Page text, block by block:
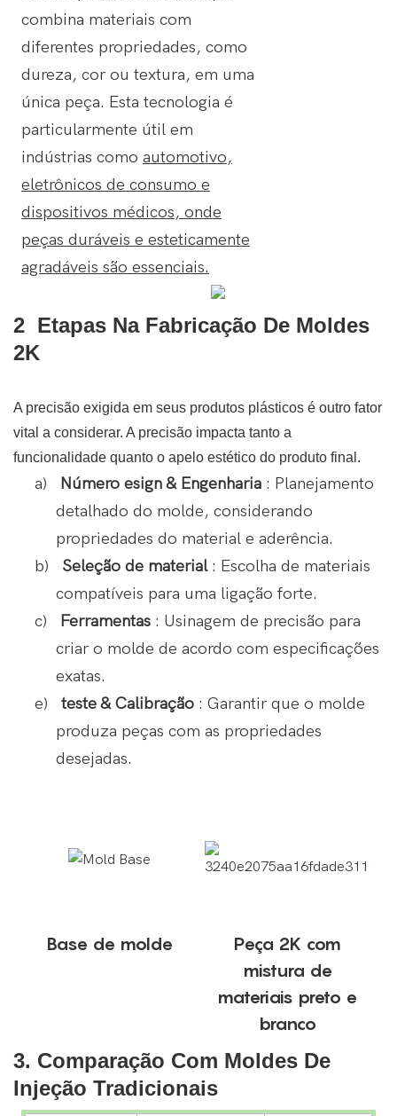
combina materiais com
diferentes propriedades, como
dureza, cor ou textura, em uma
única peça. Esta tecnologia é
particularmente útil em
indústrias como automotivo,
eletrônicos de consumo e
dispositivos médicos, onde
peças duráveis ​​e esteticamente
agradáveis ​​são essenciais.
2 Etapas Na Fabricação De Moldes
2K
A precisão exigida em seus produtos plásticos é outro fator
vital a considerar. A precisão impacta tanto a
funcionalidade quanto o apelo estético do produto final.
a) Número esign & Engenharia : Planejamento
detalhado do molde, considerando
propriedades do material e aderência.
b)
Seleção de material : Escolha de materiais
compatíveis para uma ligação forte.
c)
Ferramentas : Usinagem de precisão para
criar o molde de acordo com especificações
exatas.
e)
teste & Calibração : Garantir que o molde
produza peças com as propriedades
desejadas.
Base de molde
Peça 2K com
mistura de
materiais preto e
branco
3. Comparação Com Moldes De
Injeção Tradicionais